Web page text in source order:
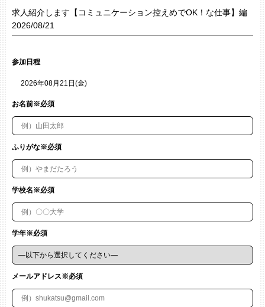
求人紹介します【コミュニケーション控えめでOK！な仕事】編
2026/08/21
参加日程
お名前※必須
ふりがな※必須
学校名※必須
学年※必須
メールアドレス※必須